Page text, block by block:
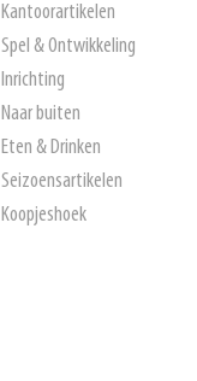
Kantoorartikelen
Spel & Ontwikkeling
Inrichting
Naar buiten
Eten & Drinken
Seizoensartikelen
Koopjeshoek